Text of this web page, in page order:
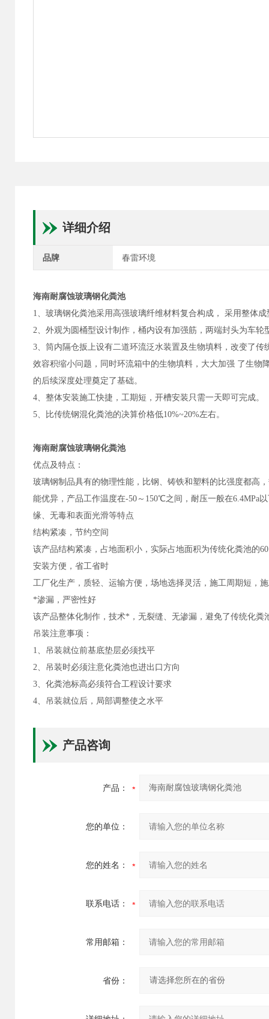
详细介绍
品牌 春雷环境
海南耐腐蚀玻璃钢化粪池
1、玻璃钢化粪池采用高强玻璃纤维材料复合构成， 采用整体
2、外观为圆桶型设计制作，桶内设有加强筋，两端封头为车
3、筒内隔仓扳上设有二道环流泛水装置及生物填料，改变了
效容积缩小问题，同时环流箱中的生物填料，大大加强 了生物
的后续深度处理奠定了基础。
4、整体安装施工快捷，工期短，开槽安装只需一天即可完成。
5、比传统钢混化粪池的决算价格低10%~20%左右。
海南耐腐蚀玻璃钢化粪池
优点及特点：
玻璃钢制品具有的物理性能，比钢、铸铁和塑料的比强度都高
能优异，产品工作温度在-50～150℃之间，耐压一般在6.4MPa
缘、无毒和表面光滑等特点
结构紧凑，节约空间
该产品结构紧凑，占地面积小，实际占地面积为传统化粪池的
安装方便，省工省时
工厂化生产，质轻、运输方便，场地选择灵活，施工周期短，
*渗漏，严密性好
该产品整体化制作，技术*，无裂缝、无渗漏，避免了传统化
吊装注意事项：
1、吊装就位前基底垫层必须找平
2、吊装时必须注意化粪池也进出口方向
3、化粪池标高必须符合工程设计要求
4、吊装就位后，局部调整使之水平
产品咨询
产品：
您的单位：
您的姓名：
联系电话：
常用邮箱：
省份：